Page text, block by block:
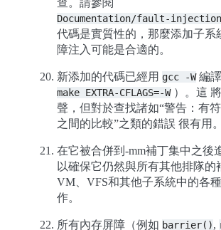
查。請參閱
Documentation/fault-
代碼是實質性的，那麼添加子系
障注入可能是合適的。
新添加的代碼已經用 gcc -W編
make EXTRA-CFLAGS=-W）。這
聲，但對於查找諸如“警告：有
之間的比較”之類的錯誤 很有用。
在它被合併到-mm補丁集中之後
以確保它仍然與所有其他排隊的
VM、VFS和其他子系統中的各
作。
所有內存屏障（例如 barrier(),